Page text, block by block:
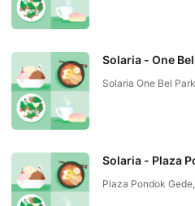
Solaria - One
Solaria One Bel
Solaria - Plaza
Plaza Pondok